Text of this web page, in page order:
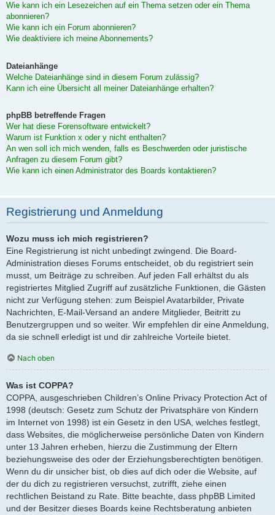
Wie kann ich ein Lesezeichen auf ein Thema setzen oder ein Thema
abonnieren?
Wie kann ich ein Forum abonnieren?
Wie deaktiviere ich meine Abonnements?
Dateianhänge
Welche Dateianhänge sind in diesem Forum zulässig?
Kann ich eine Übersicht all meiner Dateianhänge erhalten?
phpBB betreffende Fragen
Wer hat diese Forensoftware entwickelt?
Warum ist Funktion x oder y nicht enthalten?
An wen soll ich mich wenden, falls es Beschwerden oder juristische
Anfragen zu diesem Forum gibt?
Wie kann ich einen Administrator des Boards kontaktieren?
Registrierung und Anmeldung
Wozu muss ich mich registrieren?
Eine Registrierung ist nicht unbedingt zwingend. Die Board-
Administration dieses Forums entscheidet, ob du registriert sein
musst, um Beiträge zu schreiben. Auf jeden Fall erhältst du als
registriertes Mitglied Zugriff auf zusätzliche Funktionen, die Gästen
nicht zur Verfügung stehen: zum Beispiel Avatarbilder, Private
Nachrichten, E-Mail-Versand an andere Mitglieder, Beitritt zu
Benutzergruppen und so weiter. Wir empfehlen dir eine Anmeldung,
da sie schnell erledigt ist und dir zahlreiche Vorteile bietet.
Nach oben
Was ist COPPA?
COPPA, ausgeschrieben Children’s Online Privacy Protection Act of
1998 (deutsch: Gesetz zum Schutz der Privatsphäre von Kindern
im Internet von 1998) ist ein Gesetz in den USA, welches festlegt,
dass Websites, die möglicherweise persönliche Daten von Kindern
unter 13 Jahren erheben, hierzu die Zustimmung der Eltern
beziehungsweise des oder der Erziehungsberechtigten benötigen.
Wenn du dir unsicher bist, ob dies auf dich oder die Website, auf
der du dich zu registrieren versuchst, zutrifft, ziehe einen
rechtlichen Beistand zu Rate. Bitte beachte, dass phpBB Limited
und der Besitzer dieses Boards keine Rechtsberatung anbieten